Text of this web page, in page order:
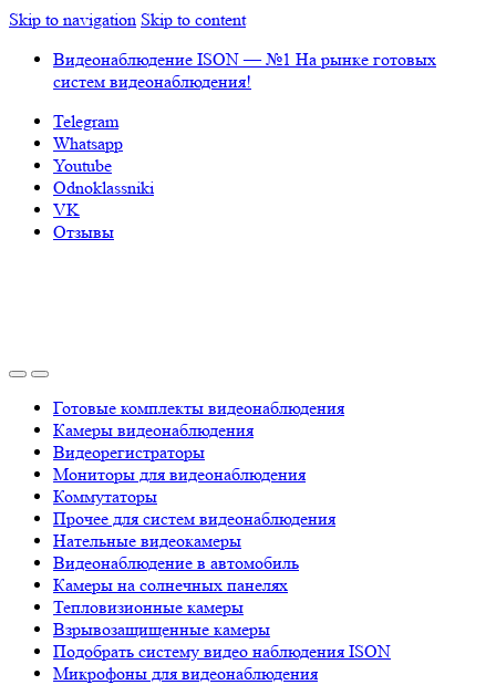
Skip to navigation Skip to content
Видеонаблюдение ISON — №1 На рынке готовых
систем видеонаблюдения!
Telegram
Whatsapp
Youtube
Odnoklassniki
VK
Отзывы
Готовые комплекты видеонаблюдения
Камеры видеонаблюдения
Видеорегистраторы
Мониторы для видеонаблюдения
Коммутаторы
Прочее для систем видеонаблюдения
Нательные видеокамеры
Видеонаблюдение в автомобиль
Камеры на солнечных панелях
Тепловизионные камеры
Взрывозащищенные камеры
Подобрать систему видео наблюдения ISON
Микрофоны для видеонаблюдения